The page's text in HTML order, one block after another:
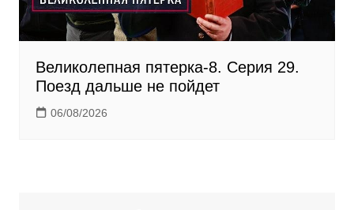
Великолепная пятерка-8. Серия 29.
Поезд дальше не пойдет
06/08/2026